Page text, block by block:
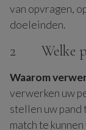
van opvragen,
doeleinden.
2 Welke
Waarom
verwerken uw
stellen uw pand
match te